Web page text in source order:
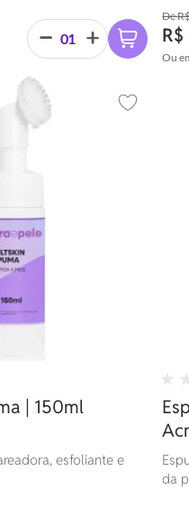
R$
Ou
| 150ml
esfoliante e
Adicionar
da